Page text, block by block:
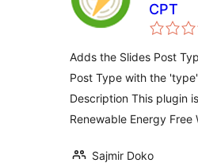
CPT
Adds the Slides Post
Post Type with the
Description This plugin
Renewable Energy Free
Sajmir Doko